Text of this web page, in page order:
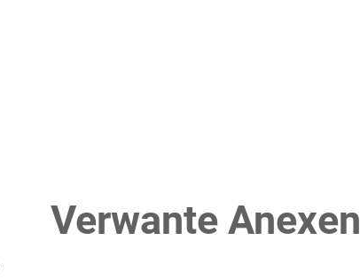
Verwante Anexen